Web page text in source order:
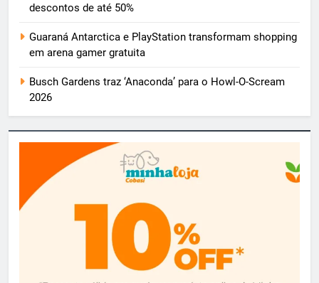
descontos de até 50%
Guaraná Antarctica e PlayStation transformam shopping
em arena gamer gratuita
Busch Gardens traz ‘Anaconda’ para o Howl-O-Scream
2026